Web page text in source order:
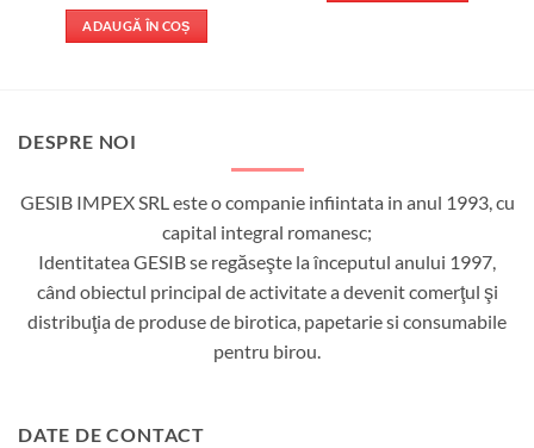
ADAUGĂ ÎN COȘ
DESPRE NOI
GESIB IMPEX SRL este o companie infiintata in anul 1993, cu
capital integral romanesc;
Identitatea GESIB se regăseşte la începutul anului 1997,
când obiectul principal de activitate a devenit comerţul şi
distribuţia de produse de birotica, papetarie si consumabile
pentru birou.
DATE DE CONTACT